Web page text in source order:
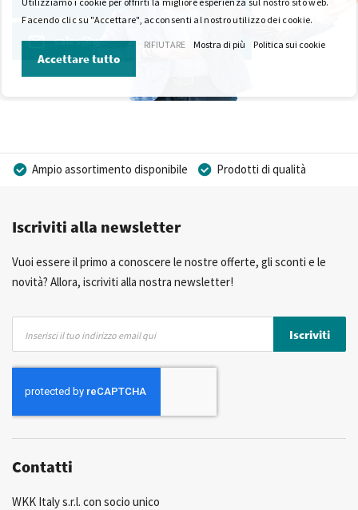
sales@wkk-europe.it
Ampio assortimento disponibile
Prodotti di qualità
Consulenza Personalizzata
Iscriviti alla newsletter
Vuoi essere il primo a conoscere le nostre offerte, gli sconti e le
novità? Allora, iscriviti alla nostra newsletter!
nostra
Newsletter:
Iscriviti
Contatti
WKK Italy s.r.l. con socio unico
Facendo clic su "Accettare", acconsenti al nostro utilizzo dei cookie.
Accettare tutto
RIFIUTARE Mostra di più Politica sui cookie